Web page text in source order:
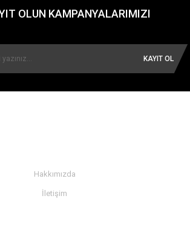
OLUN KAMPANYALARIMIZI
KAYIT OL
Hakkımızda
İletişim